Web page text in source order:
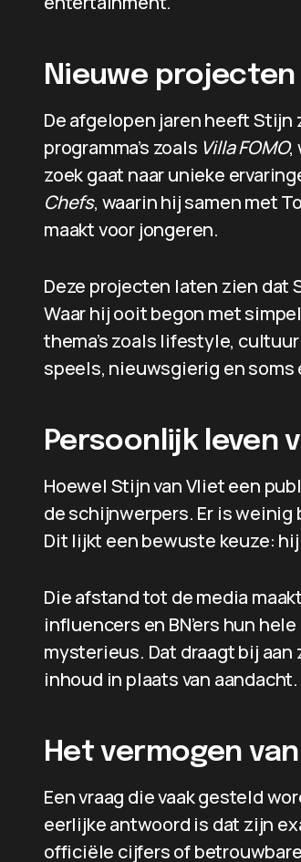
Nieuwe
De afgelopen jaren heeft
programma’s zoals Villa FOMO,
zoek gaat naar unieke
Chefs, waarin hij samen met
maakt voor jongeren.
Deze projecten laten zien dat
Waar hij ooit begon met
thema’s zoals lifestyle,
speels, nieuwsgierig en soms
Persoonlijk leven
Hoewel Stijn van Vliet een
de schijnwerpers. Er is
Dit lijkt een bewuste keuze:
Die afstand tot de media
influencers en BN’ers hun
mysterieus. Dat draagt bij
inhoud in plaats van aandacht.
Het vermogen
Een vraag die vaak gesteld
eerlijke antwoord is dat zijn
officiële cijfers of